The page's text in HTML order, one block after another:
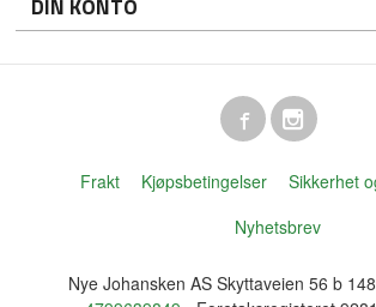
DIN KONTO
Frakt Kjøpsbetingelser
Sikkerhet
Nyhetsbrev
Nye Johansken AS Skyttaveien 56 b